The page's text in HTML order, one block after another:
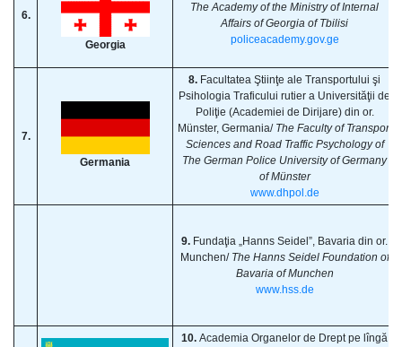
6.
Georgia
The Academy of the Ministry of Internal
Affairs of Georgia of Tbilisi
policeacademy.gov.ge
7.
Germania
8. Facultatea Ştiinţe ale Transportului şi
Psihologia Traficului rutier a Universităţii de
Poliţie (Academiei de Dirijare) din or.
Münster, Germania/ The Faculty of Transport
Sciences and Road Traffic Psychology of
The German Police University of Germany
of Münster
www.dhpol.de
9. Fundaţia „Hanns Seidel”, Bavaria din or.
Munchen/ The Hanns Seidel Foundation of
Bavaria of Munchen
www.hss.de
10. Academia Organelor de Drept pe lîngă